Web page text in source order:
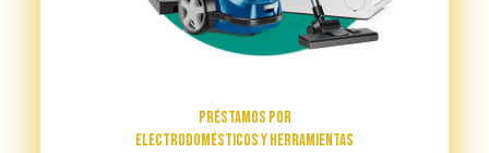
Préstamos por
electrodomésticos y herramientas